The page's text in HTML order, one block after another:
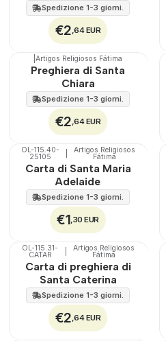
Spedizione 1-3 giorni.
€2,64 EUR
Artigos Religiosos Fátima
Preghiera di Santa
Chiara
Spedizione 1-3 giorni.
€2,64 EUR
OL-115.40-
25105
Artigos Religiosos
Fátima
Carta di Santa Maria
Adelaide
Spedizione 1-3 giorni.
€1,30 EUR
OL-115.31-
CATAR
Artigos Religiosos
Fátima
Carta di preghiera di
Santa Caterina
Spedizione 1-3 giorni.
€2,64 EUR